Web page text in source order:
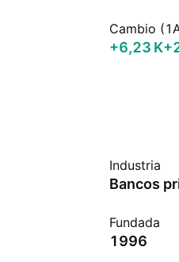
Cambio
‪+6,23 K‬
Industria
Bancos
Fundada
1996